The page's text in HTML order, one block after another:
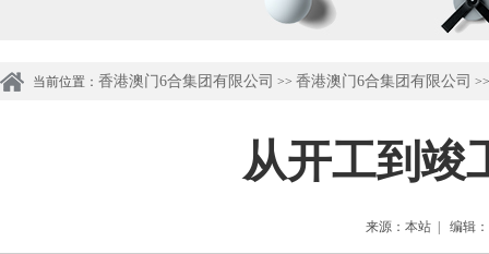
当前位置： 香港澳门6合集团有限公司 >> 香港澳门6合集团有限公司
从开工到竣
来源：本站 | 编辑